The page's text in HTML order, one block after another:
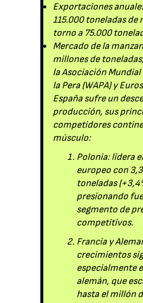
Exportaciones
115.000 toneladas de
torno a 75.000
Mercado de la
millones de
la Asociación Mundial
la Pera (WAPA) y
España sufre un
producción, sus
competidores
músculo:
Polonia: lidera
europeo con
toneladas
presionando
segmento de
competitivos.
Francia y
crecimientos
especialmente
alemán, que
hasta el millón